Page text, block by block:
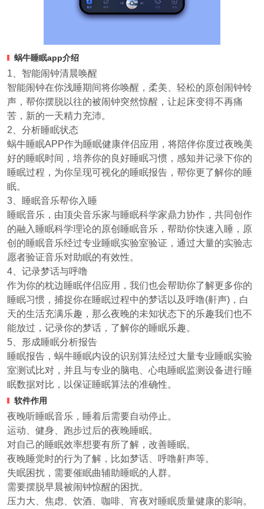
蜗牛睡眠app介绍
1、智能闹钟清晨唤醒
智能闹钟在你浅睡期间将你唤醒，柔美、轻松的原创闹钟铃
声，帮你摆脱以往的被闹钟突然惊醒，让起床变得不再痛
苦，新的一天精力充沛。
2、分析睡眠状态
蜗牛睡眠APP作为睡眠健康伴侣应用，将陪伴你度过夜晚美
好的睡眠时间，培养你的良好睡眠习惯，感知并记录下你的
睡眠过程，为你呈现可视化的睡眠报告，帮你更了解你的睡
眠。
3、睡眠音乐帮你入睡
睡眠音乐，由顶尖音乐家与睡眠科学家鼎力协作，共同创作
的融入睡眠科学理论的原创睡眠音乐，帮助你快速入睡，原
创的睡眠音乐经过专业睡眠实验室验证，通过大量的实验志
愿者验证音乐对助眠的有效性。
4、记录梦话与呼噜
作为你的枕边睡眠伴侣应用，我们也会帮助你了解更多你的
睡眠习惯，捕捉你在睡眠过程中的梦话以及呼噜(鼾声)，白
天的生活充满乐趣，那么夜晚的未知状态下的乐趣我们也不
能放过，记录你的梦话，了解你的睡眠乐趣。
5、形成睡眠分析报告
睡眠报告，蜗牛睡眠内设的识别算法经过大量专业睡眠实验
室测试比对，并且与专业的脑电、心电睡眠监测设备进行睡
眠数据对比，以保证睡眠算法的准确性。
软件作用
夜晚听睡眠音乐，睡着后需要自动停止。
运动、健身、跑步过后的夜晚睡眠。
对自己的睡眠效率想要有所了解，改善睡眠。
夜晚睡觉时的行为了解，比如梦话、呼噜鼾声等。
失眠困扰，需要催眠曲辅助睡眠的人群。
需要摆脱早晨被闹钟惊醒的困扰。
压力大、焦虑、饮酒、咖啡、宵夜对睡眠质量健康的影响。